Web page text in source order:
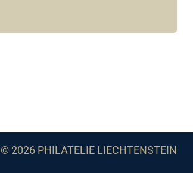
© 2026 PHILATELIE LIECHTENSTEIN